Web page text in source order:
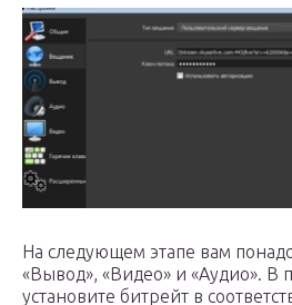
На следующем этапе вам
«Вывод», «Видео» и «Аудио». В
установите битрейт в